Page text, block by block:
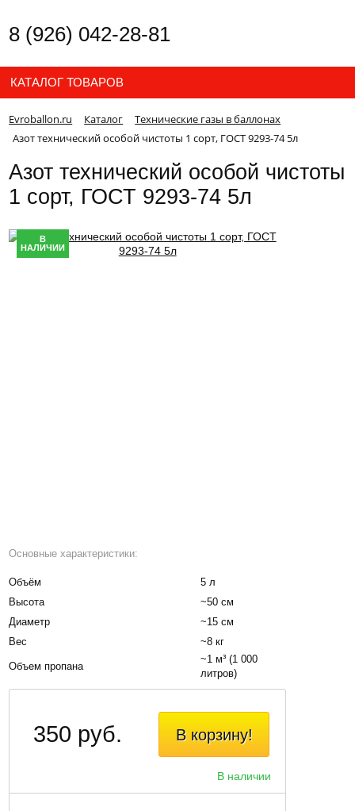
8 (926) 042-28-81
КАТАЛОГ ТОВАРОВ
Evroballon.ru Каталог
Технические газы в баллонах
Азот технический особой чистоты 1 сорт, ГОСТ 9293-74 5л
Азот технический особой чистоты
1 сорт, ГОСТ 9293-74 5л
В
НАЛИЧИИ
Основные характеристики:
Объём
5 л
Высота
~50 см
Диаметр
~15 см
Вес
~8 кг
Объем пропана
~1 м³ (1 000
литров)
В корзину!
В наличии
350 руб.